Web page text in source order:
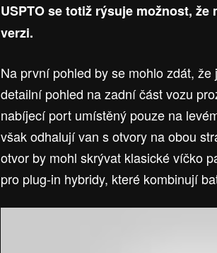
USPTO se totiž rýsuje možnost,
verzi.
Na první pohled by se mohlo zdát,
detailní pohled na zadní část vozu
nabíjecí port umístěný pouze na
však odhalují van s otvory na obou
otvor by mohl skrývat klasické víčko
pro plug-in hybridy, které kombinují